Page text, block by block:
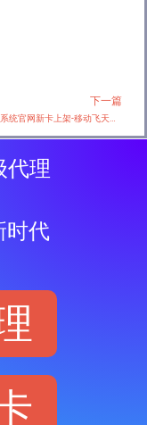
下一篇
172号卡分销系统官网新卡上架-移动飞天卡【20元90G+200分钟+会员】
代理
时代